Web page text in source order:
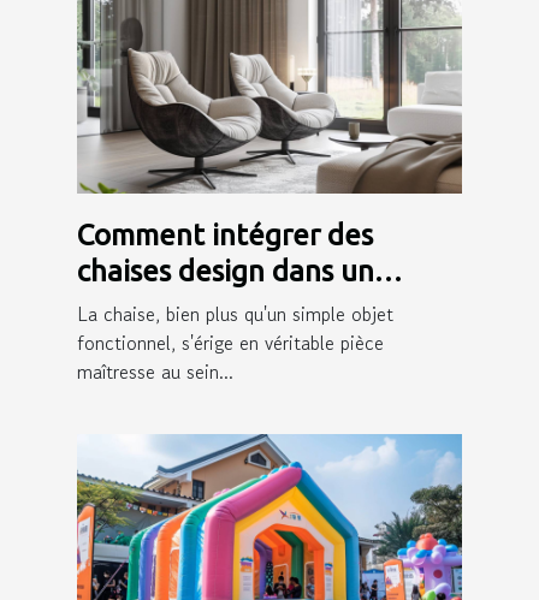
Comment intégrer des
chaises design dans un
intérieur moderne
La chaise, bien plus qu'un simple objet
fonctionnel, s'érige en véritable pièce
maîtresse au sein...